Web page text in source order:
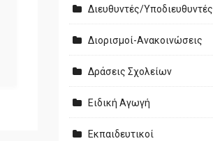
Διευθυντές/Υποδιευθυντές
Διορισμοί-Ανακοινώσεις
Δράσεις Σχολείων
Ειδική Αγωγή
Εκπαιδευτικοί